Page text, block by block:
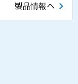
製品情報へ